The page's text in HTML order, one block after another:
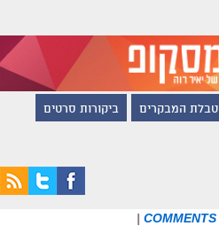
טבלת המבקרים ביקורות סרטים
|